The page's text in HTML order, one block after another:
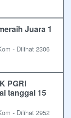
Juara 1
- Dilihat 2306
PGRI
tanggal 15
- Dilihat 2952